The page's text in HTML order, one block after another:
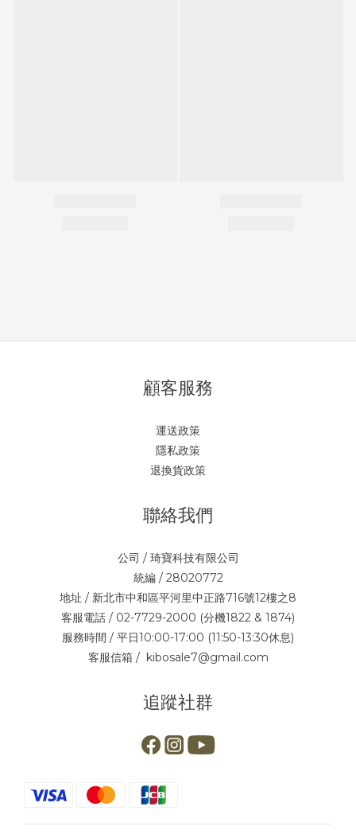
顧客服務
運送政策
隱私政策
退換貨政策
聯絡我們
公司 / 琦寶科技有限公司
統編 / 28020772
地址 / 新北市中和區平河里中正路716號12樓之8
客服電話 / 02-7729-2000 (分機1822 & 1874)
服務時間 / 平日10:00-17:00 (11:50-13:30休息)
客服信箱 / kibosale7@gmail.com
追蹤社群